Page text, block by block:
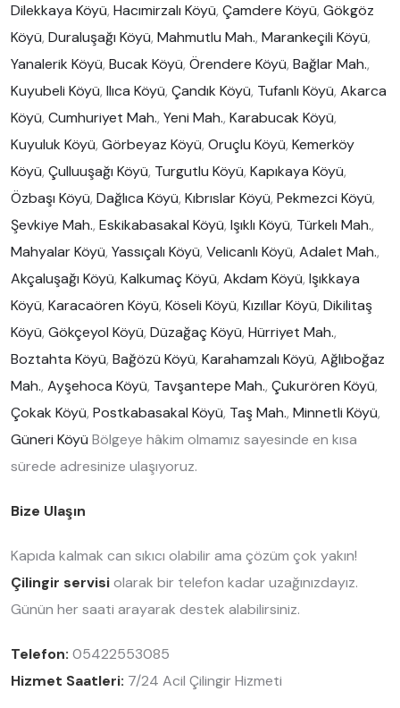
Dilekkaya Köyü, Hacımirzalı Köyü, Çamdere Köyü, Gökgöz
Köyü, Duraluşağı Köyü, Mahmutlu Mah., Marankeçili Köyü,
Yanalerik Köyü, Bucak Köyü, Örendere Köyü, Bağlar Mah.,
Kuyubeli Köyü, Ilıca Köyü, Çandık Köyü, Tufanlı Köyü, Akarca
Köyü, Cumhuriyet Mah., Yeni Mah., Karabucak Köyü,
Kuyuluk Köyü, Görbeyaz Köyü, Oruçlu Köyü, Kemerköy
Köyü, Çulluuşağı Köyü, Turgutlu Köyü, Kapıkaya Köyü,
Özbaşı Köyü, Dağlıca Köyü, Kıbrıslar Köyü, Pekmezci Köyü,
Şevkiye Mah., Eskikabasakal Köyü, Işıklı Köyü, Türkelı Mah.,
Mahyalar Köyü, Yassıçalı Köyü, Velicanlı Köyü, Adalet Mah.,
Akçaluşağı Köyü, Kalkumaç Köyü, Akdam Köyü, Işıkkaya
Köyü, Karacaören Köyü, Köseli Köyü, Kızıllar Köyü, Dikilitaş
Köyü, Gökçeyol Köyü, Düzağaç Köyü, Hürriyet Mah.,
Boztahta Köyü, Bağözü Köyü, Karahamzalı Köyü, Ağlıboğaz
Mah., Ayşehoca Köyü, Tavşantepe Mah., Çukurören Köyü,
Çokak Köyü, Postkabasakal Köyü, Taş Mah., Minnetli Köyü,
Güneri Köyü Bölgeye hâkim olmamız sayesinde en kısa
sürede adresinize ulaşıyoruz.
Bize Ulaşın
Kapıda kalmak can sıkıcı olabilir ama çözüm çok yakın!
Çilingir servisiolarak bir telefon kadar uzağınızdayız.
Günün her saati arayarak destek alabilirsiniz.
Telefon: 05422553085
Hizmet Saatleri: 7/24 Acil Çilingir Hizmeti